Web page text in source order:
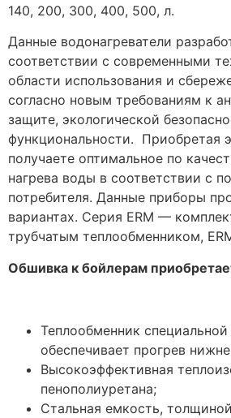
140, 200, 300, 400, 500, л.
Данные водонагреватели
соответствии с современными
области использования и
согласно новым требованиям к
защите, экологической
функциональности. Приобретая
получаете оптимальное по
нагрева воды в соответствии с
потребителя. Данные приборы
вариантах. Серия ERM —
трубчатым теплообменником,
Обшивка к бойлерам
Теплообменник
обеспечивает прогрев
Высокоэффективная
пенополиуретана;
Стальная емкость,